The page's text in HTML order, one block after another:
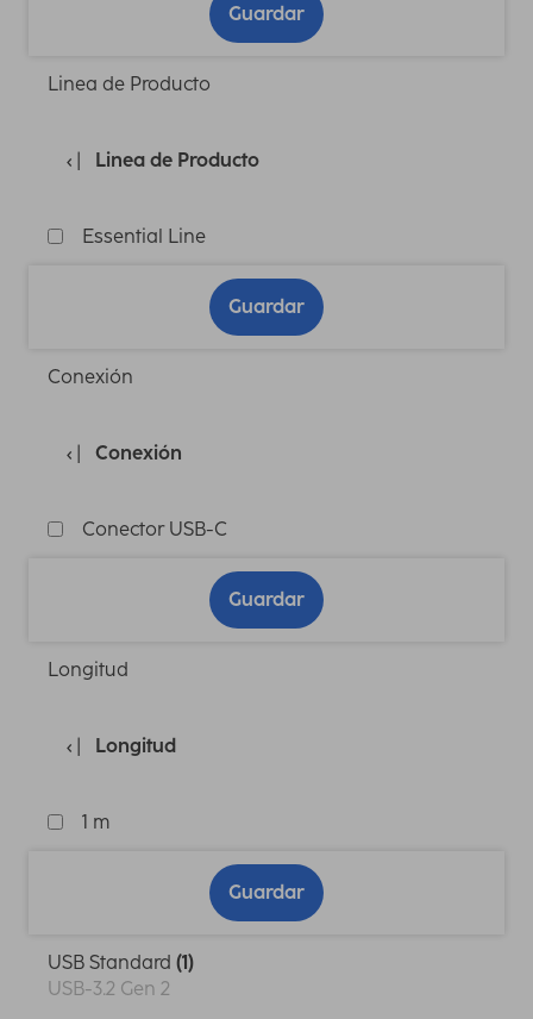
Guardar
Linea de Producto
Linea de Producto
Essential Line
Guardar
Conexión
Conexión
Conector USB-C
Guardar
Longitud
Longitud
1 m
Guardar
USB Standard (1)
USB-3.2 Gen 2